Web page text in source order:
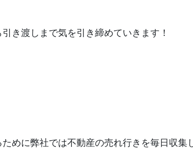
き渡しまで気を引き締めていきます！
めに弊社では不動産の売れ行きを毎日収集